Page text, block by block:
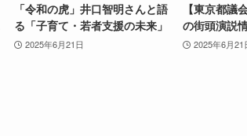
「令和の虎」井口智明さんと語
る「子育て・若者支援の未来」
2025年6月21日
【東京都議
の街頭演説
2025年6月21